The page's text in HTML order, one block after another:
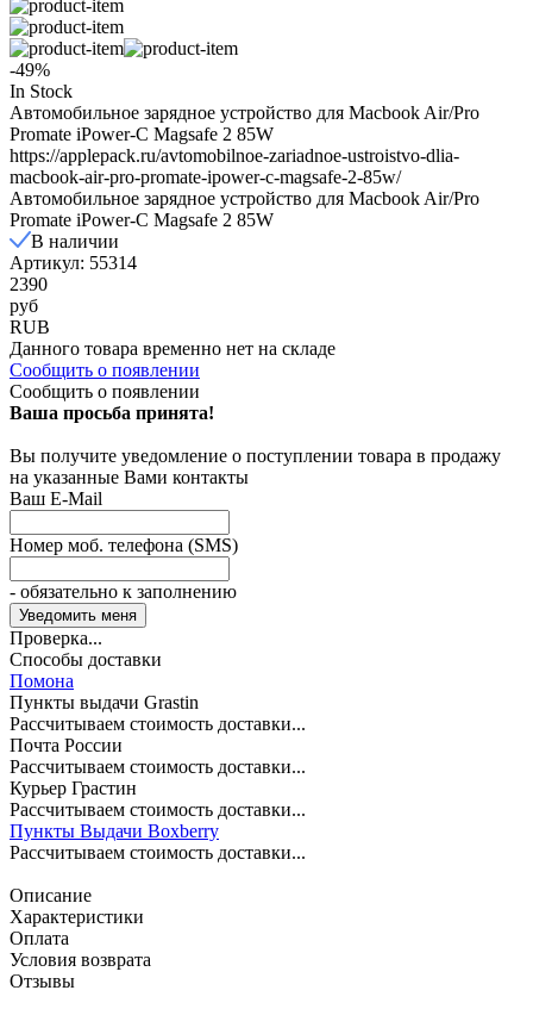
-49%
In Stock
Автомобильное зарядное устройство для Macbook Air/Pro
Promate iPower-C Magsafe 2 85W
https://applepack.ru/avtomobilnoe-zariadnoe-ustroistvo-dlia-
macbook-air-pro-promate-ipower-c-magsafe-2-85w/
Автомобильное зарядное устройство для Macbook Air/Pro
Promate iPower-C Magsafe 2 85W
В наличии
Артикул: 55314
2390
руб
RUB
Данного товара временно нет на складе
Сообщить о появлении
Сообщить о появлении
Ваша просьба принята!
Вы получите уведомление о поступлении товара в продажу
на указанные Вами контакты
Ваш E-Mail
Номер моб. телефона (SMS)
- обязательно к заполнению
Проверка...
Способы доставки
Помона
Пункты выдачи Grastin
Рассчитываем стоимость доставки...
Почта России
Рассчитываем стоимость доставки...
Курьер Грастин
Рассчитываем стоимость доставки...
Пункты Выдачи Boxberry
Рассчитываем стоимость доставки...
Описание
Характеристики
Оплата
Условия возврата
Отзывы